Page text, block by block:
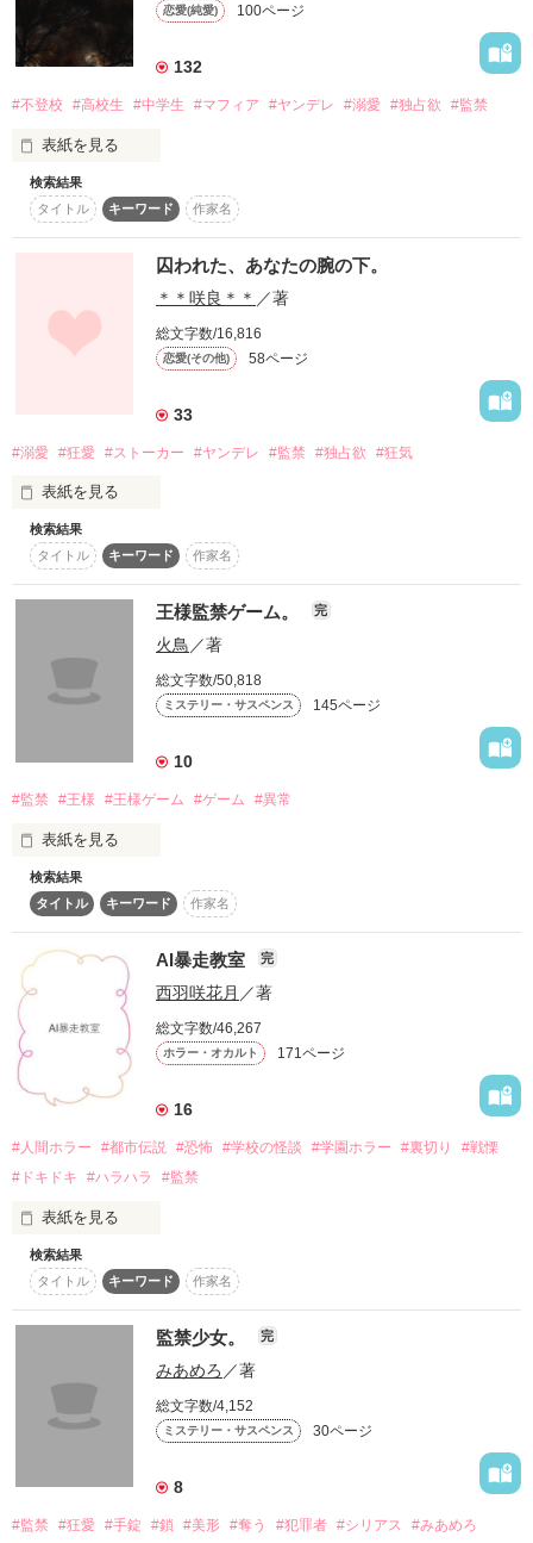
＿＿＿私は何のために此処に居るの？
触れられる事すら無い距離間に耐えきれず、２人の関係にピリ
夫の弥生は逃げようとする渚の手首を掴んで＿＿＿＿？
思う気持ちが少しでもあるのならば」
ふざけないで？今更、誰が貴方なんかに＿＿＿＿＿＿！
四ツ谷　渚　　２９歳　１６７㎝
無表情だが、誰よりも愛情の深い
中盤から大人の表現があるシーンが入ります。苦手な方はお読
みにならない方が良いかと思います。
＊エブリスタで番外編含め完結済
恋愛(純愛) 100ページ
132
#不登校 #高校生 #中学生 #マフィア #ヤンデレ #溺愛 #独占欲 #監禁
表紙を見る
「探すのに一苦労したよ」
舌なめずりをした男が私の四肢を縛り付ける
そして、馬に乗るかのように私にまたがる
「どうして逃げちゃうかなあ」
「せっかく...こんなにも僕が愛しているのに」
「あぁ、心配しないで。もう何も無いから」
「君のご両親も皆、もう邪魔なんてしないから」
......あの、誰かと間違えてませんか？
♡― ― ― ― ― ― ― ― ― ―♡
ドロドロに愛される平凡女子
神門 優里(ﾐｶﾄﾞﾕﾘ)
検索結果
タイトル
キーワード 作家名
囚われた、あなたの腕の下。
＊＊咲良＊＊ ／著
総文字数/16,816
恋愛(その他) 58ページ
33
#溺愛 #狂愛 #ストーカー #ヤンデレ #監禁 #独占欲 #狂気
表紙を見る
彼の浮気。
鳴り止まない着信。
監禁されて、溺愛 されて壊される。
囚われた、貴方の腕の下。
＊＊ ＊＊
別のサイトでも書いております。苦手な方は読むのをやめ てく
作品を読む
検索結果
タイトル
キーワード 作家名
王様監禁ゲーム。 完
火鳥／著
総文字数/50,818
ミステリー・サスペンス 145ページ
10
#監禁 #王様 #王様ゲーム #ゲーム #異常
表紙を見る
愛しいから監禁する。
…………………………………
～ルール～
・1ヶ月監禁して、精神を不安定にさせます。
・監禁された人（姫）は、監禁した人（王様）の命令を絶対に
従うこと。
…………………………………
愛しいからだよ……
検索結果
タイトル
キーワード 作家名
AI暴走教室 完
西羽咲花月 ／著
総文字数/46,267
ホラー・オカルト 171ページ
16
#人間ホラー #都市伝説 #恐怖 #学校の怪談 #学園ホラー #裏切り
#戦慄
#ドキドキ
#ハラハラ #監禁
表紙を見る
この学校は最新のAiによって守られている
それなのに
ある日AIが突然暴走し始めて…！？
検索結果
タイトル
キーワード 作家名
監禁少女。 完
みあめろ ／著
総文字数/4,152
ミステリー・サスペンス 30ページ
8
#監禁 #狂愛 #手錠 #鎖 #美形 #奪う #犯罪者 #シリアス #みあめろ